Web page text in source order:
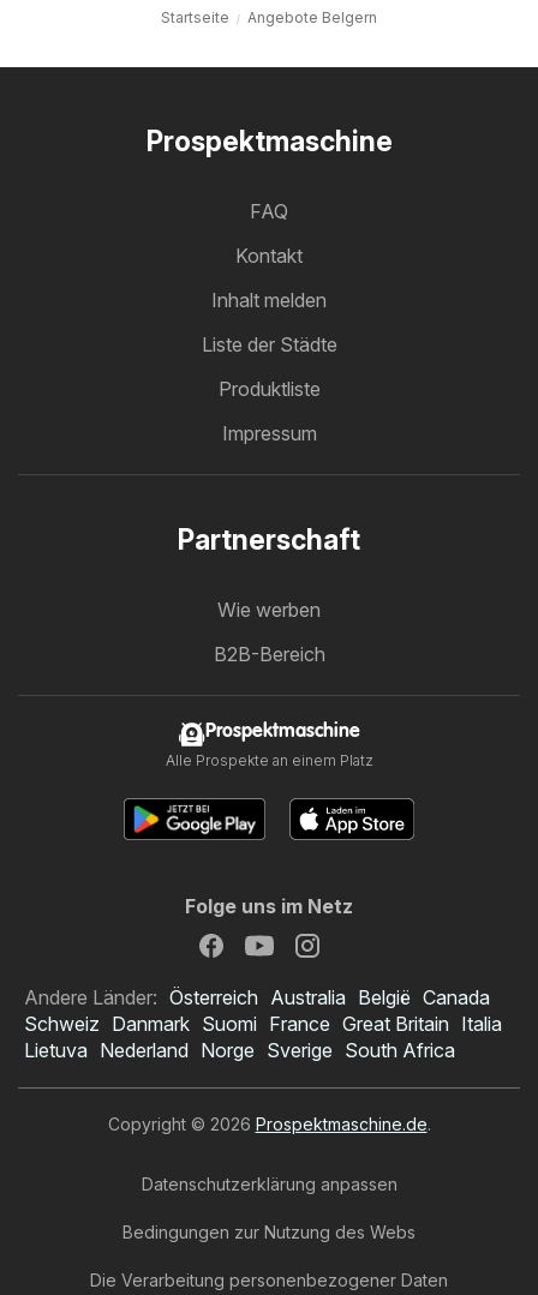
Startseite Angebote Belgern
Prospektmaschine
FAQ
Kontakt
Inhalt melden
Liste der Städte
Produktliste
Impressum
Partnerschaft
Wie werben
B2B-Bereich
Prospektmaschine
Alle Prospekte an einem Platz
Folge uns im Netz
Andere Länder: Österreich Australia België Canada
Schweiz Danmark Suomi France Great Britain Italia
Lietuva Nederland Norge Sverige South Africa
Copyright © 2026 Prospektmaschine.de.
Datenschutzerklärung anpassen
Bedingungen zur Nutzung des Webs
Die Verarbeitung personenbezogener Daten